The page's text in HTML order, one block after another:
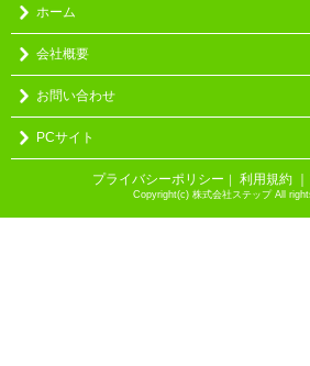
ホーム
会社概要
お問い合わせ
PCサイト
プライバシーポリシー ｜ 利用規約
Copyright(c) 株式会社ステップ All